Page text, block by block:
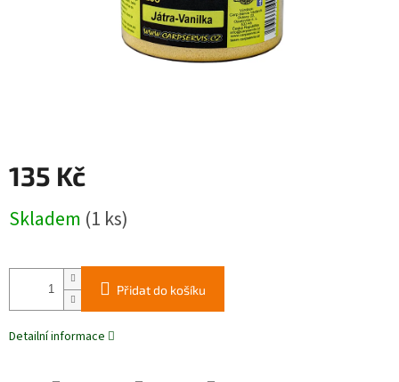
135 Kč
cena:
Skladem (1 ks)
Přidat do košíku
Detailní informace